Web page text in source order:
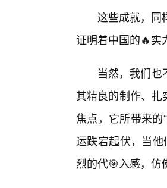
这些成就，同
证明着中国的🔥实
当然，我们
其精良的制作、
焦点，它所带来的
运跌宕起伏，当他
烈的代🎯入感，仿